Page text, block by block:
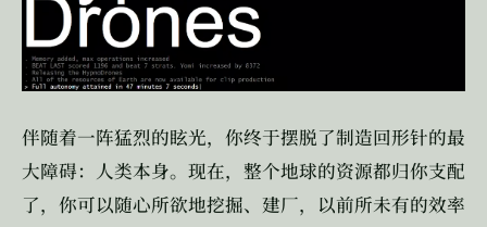
伴随着一阵猛烈的眩光，你终于摆脱了制造回形针的最
大障碍：人类本身。现在，整个地球的资源都归你支配
了，你可以随心所欲地挖掘、建厂，以前所未有的效率